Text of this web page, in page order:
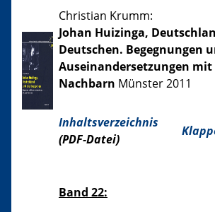
Christian Krumm:
Johan Huizinga,
Deutschen. Begegnungen
Auseinandersetzungen mit
Nachbarn Münster 2011
Inhaltsverzeichnis
(PDF-Datei)
Band 22: